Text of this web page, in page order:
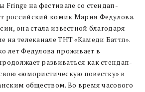
на фестивале со стендап-
российский комик Мария Федулова.
она стала известной благодаря
на телеканале ТНТ «Камеди Баттл».
лет Федулова проживает в
развиваться как стендап-
«юмористическую повестку» в
обществом. Во время часового